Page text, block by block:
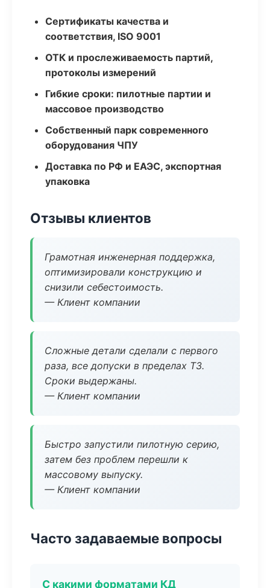
Сертификаты качества и
соответствия, ISO 9001
ОТК и прослеживаемость партий,
протоколы измерений
Гибкие сроки: пилотные партии и
массовое производство
Собственный парк современного
оборудования ЧПУ
Доставка по РФ и ЕАЭС, экспортная
упаковка
Отзывы клиентов
Грамотная инженерная поддержка,
оптимизировали конструкцию и
снизили себестоимость.
— Клиент компании
Сложные детали сделали с первого
раза, все допуски в пределах ТЗ.
Сроки выдержаны.
— Клиент компании
Быстро запустили пилотную серию,
затем без проблем перешли к
массовому выпуску.
— Клиент компании
Часто задаваемые вопросы
С какими форматами КД